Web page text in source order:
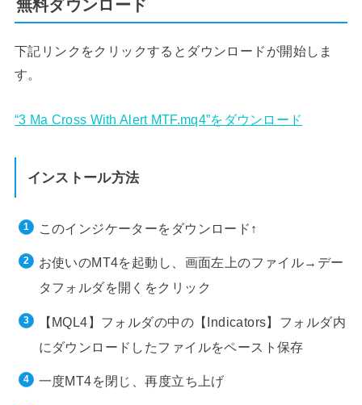
無料ダウンロード
下記リンクをクリックするとダウンロードが開始しま
す。
“3 Ma Cross With Alert MTF.mq4”をダウンロード
インストール方法
このインジケーターをダウンロード↑
お使いのMT4を起動し、画面左上のファイル→デー
タフォルダを開くをクリック
【MQL4】フォルダの中の【Indicators】フォルダ内
にダウンロードしたファイルをペースト保存
一度MT4を閉じ、再度立ち上げ